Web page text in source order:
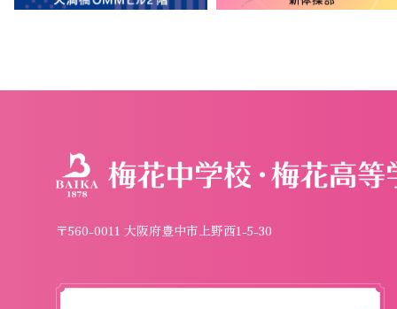
〒560-0011 大阪府豊中市上野西1-5-30